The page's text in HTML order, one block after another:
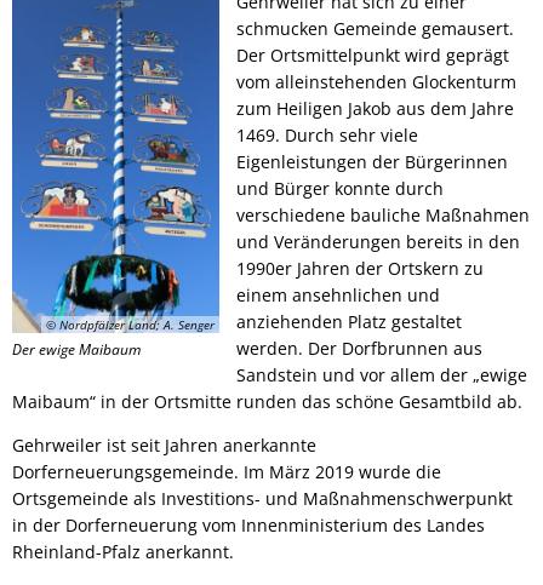
© Nordpfälzer Land; A. Senger
Der ewige Maibaum
schmucken Gemeinde gemausert.
Der Ortsmittelpunkt wird geprägt
vom alleinstehenden Glockenturm
zum Heiligen Jakob aus dem Jahre
1469. Durch sehr viele
Eigenleistungen der Bürgerinnen
und Bürger konnte durch
verschiedene bauliche Maßnahmen
und Veränderungen bereits in den
1990er Jahren der Ortskern zu
einem ansehnlichen und
anziehenden Platz gestaltet
werden. Der Dorfbrunnen aus
Sandstein und vor allem der „ewige
Maibaum“ in der Ortsmitte runden das schöne Gesamtbild ab.
Gehrweiler ist seit Jahren anerkannte
Dorferneuerungsgemeinde. Im März 2019 wurde die
Ortsgemeinde als Investitions- und Maßnahmenschwerpunkt
in der Dorferneuerung vom Innenministerium des Landes
Rheinland-Pfalz anerkannt.